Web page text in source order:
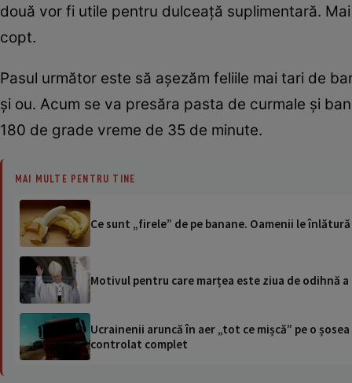
două vor fi utile pentru dulceață suplimentară.
copt.
Pasul următor este să așezăm feliile mai tari de
și ou. Acum se va presăra pasta de curmale și
180 de grade vreme de 35 de minute.
MAI MULTE PENTRU TINE
Ce sunt „firele” de pe banane. Oamenii le
Motivul pentru care marțea este ziua de odihnă
Ucrainenii aruncă în aer „tot ce mișcă” pe o
controlat complet